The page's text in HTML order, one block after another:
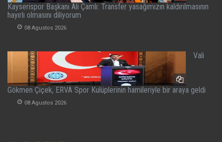
Kayserispor Başkanı Ali Çamlı: Transfer yasağımızın kaldırılmasının
hayırlı olmasını diliyorum
08 Agustos 2026
Vali
Gökmen Çiçek, ERVA Spor Kulüplerinin hamileriyle bir araya geldi
08 Agustos 2026